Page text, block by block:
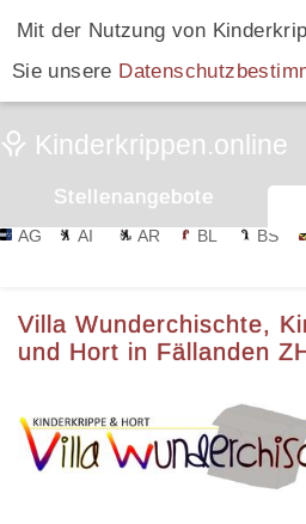
Mit der Nutzung von
Sie unsere
Stellenangebote
AG AI AR BL BS
Villa Wunderchischte,
und Hort in Fällanden